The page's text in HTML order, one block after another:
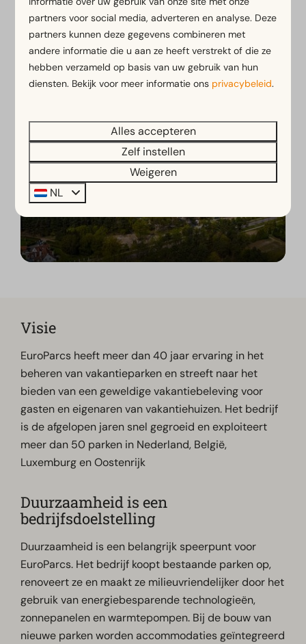
Kampeervakantie bij EuroParcs
Ontdek jouw vakantie
Visie
EuroParcs heeft meer dan 40 jaar ervaring in het
beheren van vakantieparken en streeft naar het
bieden van een geweldige vakantiebeleving voor
gasten en eigenaren van vakantiehuizen. Het bedrijf
is de afgelopen jaren snel gegroeid en exploiteert
meer dan 50 parken in Nederland, België,
Luxemburg en Oostenrijk
Duurzaamheid is een
bedrijfsdoelstelling
Duurzaamheid is een belangrijk speerpunt voor
EuroParcs. Het bedrijf koopt bestaande parken op,
renoveert ze en maakt ze milieuvriendelijker door het
gebruik van energiebesparende technologieën,
zonnepanelen en warmtepompen. Bij de bouw van
nieuwe parken worden accommodaties geïntegreerd
partners voor social media, adverteren en analyse. Deze
partners kunnen deze gegevens combineren met
andere informatie die u aan ze heeft verstrekt of die ze
hebben verzameld op basis van uw gebruik van hun
diensten. Bekijk voor meer informatie ons privacybeleid.
Alles accepteren
Zelf instellen
Weigeren
NL